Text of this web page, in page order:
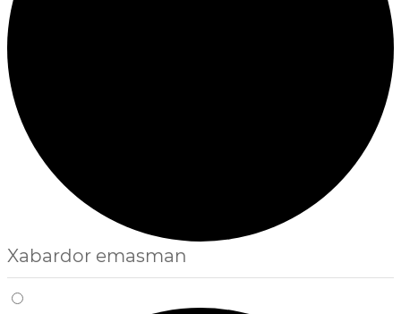
Xabardor emasman